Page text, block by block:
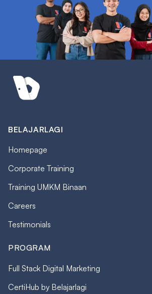
BELAJARLAGI
Homepage
Corporate Training
Training UMKM Binaan
Careers
Testimonials
PROGRAM
Full Stack Digital Marketing
CertiHub by Belajarlagi